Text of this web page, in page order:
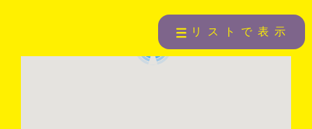
リストで表示